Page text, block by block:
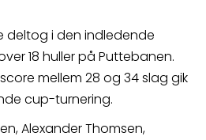
deltog i den indledende
18 huller på Puttebanen.
mellem 28 og 34 slag gik
cup-turnering.
Alexander Thomsen,